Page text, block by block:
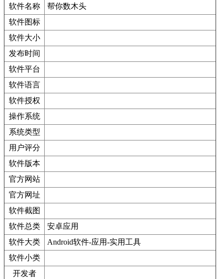
软件名称
帮你数木头
软件图标
软件大小
发布时间
软件平台
软件语言
软件授权
操作系统
系统类型
用户评分
软件版本
官方网站
官方网址
软件截图
软件总类
安卓应用
软件大类
Android软件-应用-实用工具
软件小类
开发者